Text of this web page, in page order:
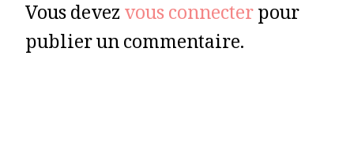
Vous devezvous connecterpour
publier un commentaire.